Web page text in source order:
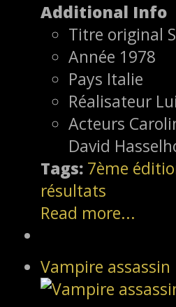
Additional Info
Titre original
Année 1978
Pays Italie
Réalisateur
Acteurs
David
Tags: 7ème
résultats
Read more...
Vampire assassin